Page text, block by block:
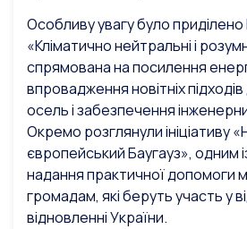
Особливу увагу було приділено
«Кліматично нейтральні і
спрямована на посилення
впровадження новітніх
осель і забезпечення
Окремо розглянули ініціативу
європейський Баугауз», одним
надання практичної допомоги
громадам, які беруть участь у
відновленні України.